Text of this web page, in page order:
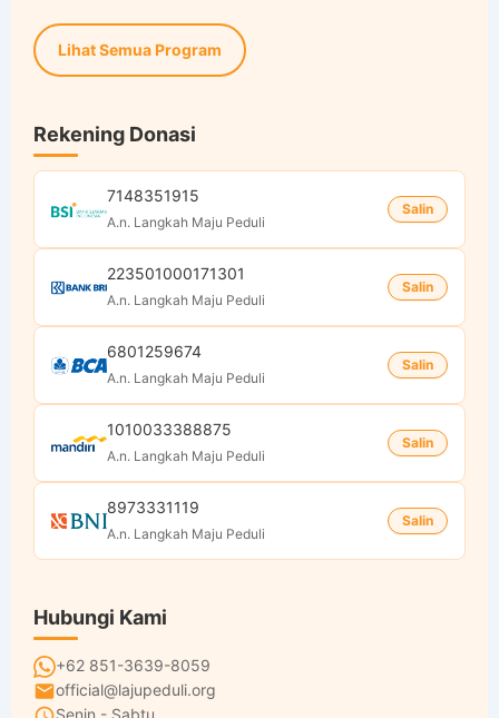
Lihat Semua Program
Rekening Donasi
7148351915
A.n. Langkah Maju Peduli
Salin
223501000171301
A.n. Langkah Maju Peduli
Salin
6801259674
A.n. Langkah Maju Peduli
Salin
1010033388875
A.n. Langkah Maju Peduli
Salin
8973331119
A.n. Langkah Maju Peduli
Salin
Hubungi Kami
+62 851-3639-8059
official@lajupeduli.org